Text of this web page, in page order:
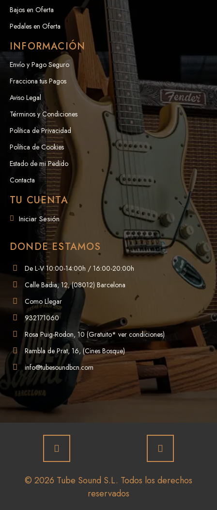
Bajos en Oferta
Pedales en Oferta
INFORMACIÓN
Envío y Pago Seguro
Fracciona tus Pagos
Aviso Legal
Términos y Condiciones
Política de Privacidad
Política de Cookies
Estado de mi Pedido
Contacta
TU CUENTA
Iniciar Sesión
DONDE ESTAMOS
De L-V 10:00-14:00h / 16:00-20:00h
Calle Badia, 12, (08012) Barcelona
Como Llegar
932171060
Rosa Puig-Rodon, 10 (Gratuito* ver condiciones)
Rambla de Prat, 16, (Cines Bosque)
info@tubesoundbcn.com
© 2026 Tube Sound S.L. Todos los derechos
reservados